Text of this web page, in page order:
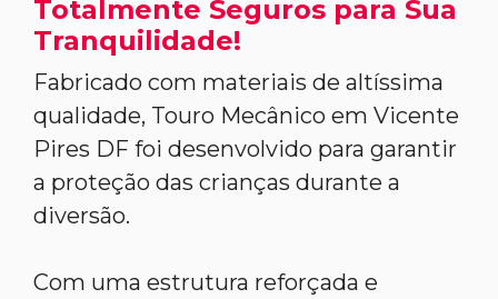
Totalmente Seguros para Sua
Tranquilidade!
Fabricado com materiais de altíssima
qualidade, Touro Mecânico em Vicente
Pires DF foi desenvolvido para garantir
a proteção das crianças durante a
diversão.
Com uma estrutura reforçada e